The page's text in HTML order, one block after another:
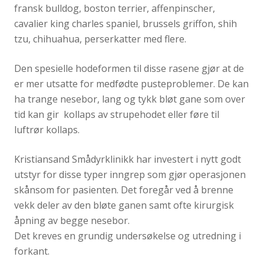
fransk bulldog, boston terrier, affenpinscher,
cavalier king charles spaniel, brussels griffon, shih
tzu, chihuahua, perserkatter med flere.
Den spesielle hodeformen til disse rasene gjør at de
er mer utsatte for medfødte pusteproblemer. De kan
ha trange nesebor, lang og tykk bløt gane som over
tid kan gir kollaps av strupehodet eller føre til
luftrør kollaps.
Kristiansand Smådyrklinikk har investert i nytt godt
utstyr for disse typer inngrep som gjør operasjonen
skånsom for pasienten. Det foregår ved å brenne
vekk deler av den bløte ganen samt ofte kirurgisk
åpning av begge nesebor.
Det kreves en grundig undersøkelse og utredning i
forkant.